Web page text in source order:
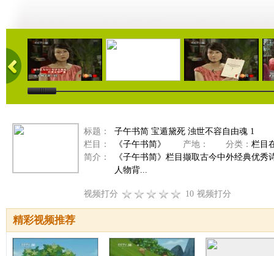
04:59 04:30 04:05
标题：
子午书简 宝遁黛死 浊世不容自由魂 1
栏目：
《子午书简》 产地： 分类： 栏目
简介：
《子午书简》栏目撷取古今中外经典优
人物背...
视频打分 10 视频打分
精彩视频推荐